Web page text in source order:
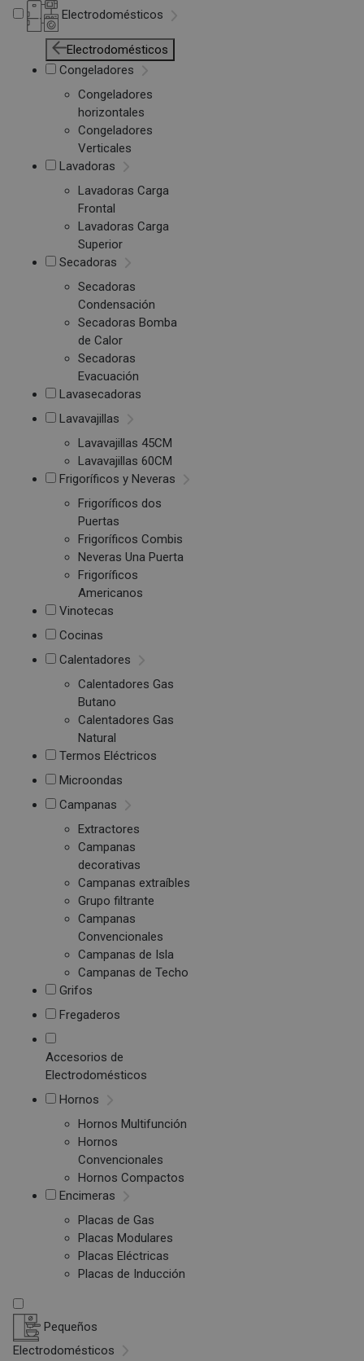
Electrodomésticos
Electrodomésticos
Congeladores
Congeladores
horizontales
Congeladores
Verticales
Lavadoras
Lavadoras Carga
Frontal
Lavadoras Carga
Superior
Secadoras
Secadoras
Condensación
Secadoras Bomba
de Calor
Secadoras
Evacuación
Lavasecadoras
Lavavajillas
Lavavajillas 45CM
Lavavajillas 60CM
Frigoríficos y Neveras
Frigoríficos dos
Puertas
Frigoríficos Combis
Neveras Una Puerta
Frigoríficos
Americanos
Vinotecas
Cocinas
Calentadores
Calentadores Gas
Butano
Calentadores Gas
Natural
Termos Eléctricos
Microondas
Campanas
Extractores
Campanas
decorativas
Campanas extraíbles
Grupo filtrante
Campanas
Convencionales
Campanas de Isla
Campanas de Techo
Grifos
Fregaderos
Accesorios de
Electrodomésticos
Hornos
Hornos Multifunción
Hornos
Convencionales
Hornos Compactos
Encimeras
Placas de Gas
Placas Modulares
Placas Eléctricas
Placas de Inducción
Pequeños
Electrodomésticos